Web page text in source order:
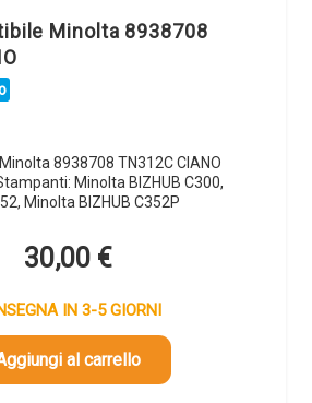
Minolta 8938708
8938708 TN312C CIANO
Minolta BIZHUB C300,
Minolta BIZHUB C352P
30,00 €
IN 3-5 GIORNI
al carrello